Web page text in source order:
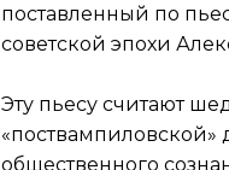
поставленный по
советской эпохи
Эту пьесу считают
«поствампиловской»
общественного